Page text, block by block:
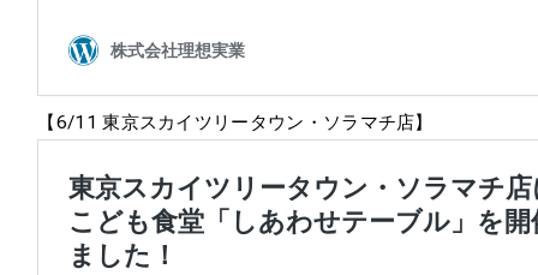
【6/11 東京スカイツリータウン・ソラマチ店】